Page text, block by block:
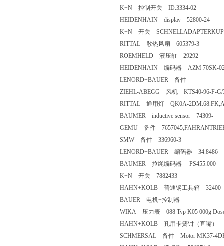
K+N 控制开关 ID:3334-02
HEIDENHAIN display 52800-24
K+N 开关
RITTAL 散热风扇 605379-3
ROEMHELD 液压缸 29292
HEIDENHAIN 编码器 AZM 70SK-02/
LENORD+BAUER 备件
ZIEHL-ABEGG 风机 KTS40-96-F-G/
RITTAL 通用灯 QK0A-
BAUMER inductive sensor 74309-
GEMU 备件
SMW 备件 336960-3
LENORD+BAUER 编码器 34.8486
BAUMER 拉绳编码器 PS455.000
K+N 开关 7882433
HAHN+KOLB 普通钢工具箱 32400
BAUER 电机+控制器
WIKA 压力表 088 Typ K05 000g
HAHN+KOLB 孔用卡簧钳（直嘴）
SCHMERSAL 备件 Motor MK37-